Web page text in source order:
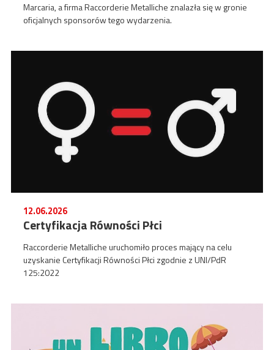
Marcaria, a firma Raccorderie Metalliche znalazła się w gronie
oficjalnych sponsorów tego wydarzenia.
12.06.2026
Certyfikacja Równości Płci
Raccorderie Metalliche uruchomiło proces mający na celu
uzyskanie Certyfikacji Równości Płci zgodnie z UNI/PdR
125:2022